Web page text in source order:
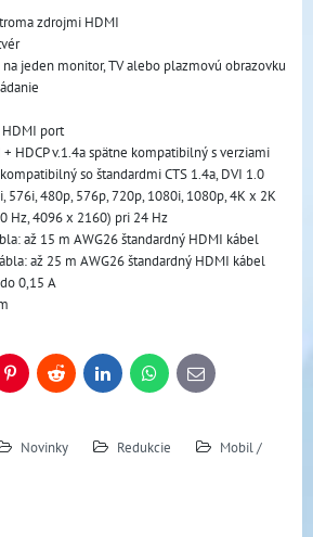
zdrojmi HDMI
jeden monitor, TV alebo plazmovú obrazovku
port
HDCP v.1.4a spätne kompatibilný s verziami
so štandardmi CTS 1.4a, DVI 1.0
576i, 480p, 576p, 720p, 1080i, 1080p, 4K x 2K
Hz, 4096 x 2160) pri 24 Hz
až 15 m AWG26 štandardný HDMI kábel
až 25 m AWG26 štandardný HDMI kábel
0,15 A
PinterestReddit LinkedInWhatsApp
E-
mail
Novinky Redukcie
Mobil /